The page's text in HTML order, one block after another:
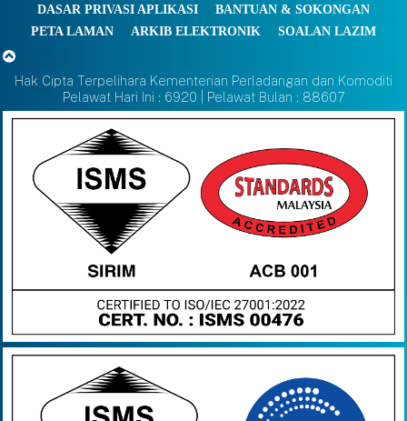
DASAR PRIVASI APLIKASI
BANTUAN & SOKONGAN
PETA LAMAN
ARKIB ELEKTRONIK SOALAN LAZIM
Hak Cipta Terpelihara Kementerian Perladangan dan Komoditi
Pelawat Hari Ini : 6920 | Pelawat Bulan : 88607